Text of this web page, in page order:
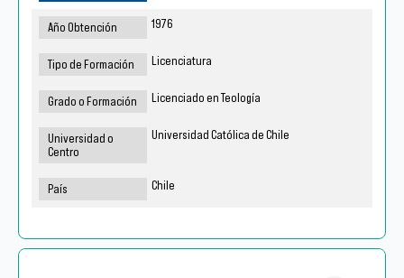
1976
Licenciatura
Licenciado en Teología
Universidad Católica de Chile
Chile